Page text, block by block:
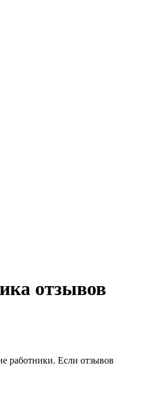
отзывов
работники. Если отзывов